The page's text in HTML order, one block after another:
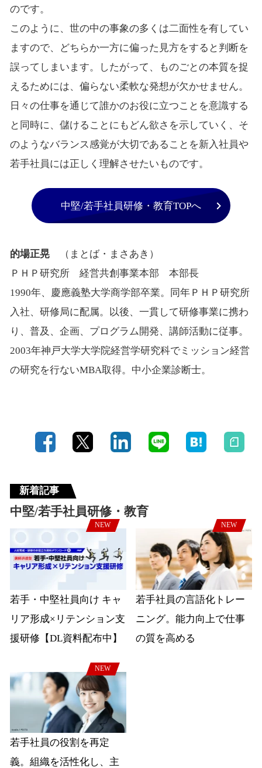
のです。
このように、世の中の事象の多くは二面性を有してい
ますので、どちらか一方に偏った見方をすると判断を
誤ってしまいます。したがって、ものごとの本質を捉
えるためには、偏らない柔軟な発想が欠かせません。
日々の仕事を通じて誰かのお役に立つことを意識する
と同時に、儲けることにもどん欲さを示していく、そ
のようなバランス感覚が大切であることを新入社員や
若手社員には正しく理解させたいものです。
中堅/若手社員研修・教育TOPへ
的場正晃
（まとば・まさあき）
ＰＨＰ研究所 経営共創事業本部 本部長
1990年、慶應義塾大学商学部卒業。同年ＰＨＰ研究所
入社、研修局に配属。以後、一貫して研修事業に携わ
り、普及、企画、プログラム開発、講師活動に従事。
2003年神戸大学大学院経営学研究科でミッション経営
の研究を行ないMBA取得。中小企業診断士。
新着記事
中堅/若手社員研修・教育
NEW
若手・中堅社員向け キャ
リア形成×リテンション支
援研修【DL資料配布中】
NEW
若手社員の言語化トレー
ニング。能力向上で仕事
の質を高める
NEW
若手社員の役割を再定
義。組織を活性化し、主